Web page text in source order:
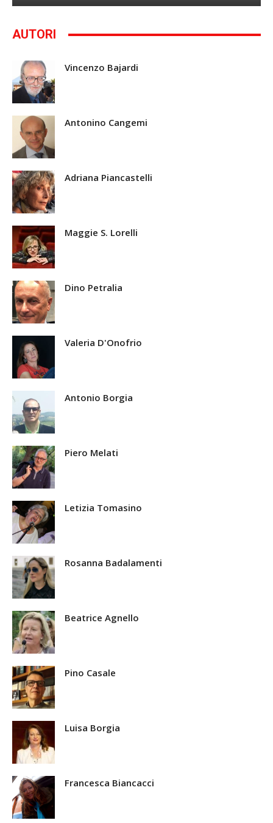
AUTORI
Vincenzo Bajardi
Antonino Cangemi
Adriana Piancastelli
Maggie S. Lorelli
Dino Petralia
Valeria D'Onofrio
Antonio Borgia
Piero Melati
Letizia Tomasino
Rosanna Badalamenti
Beatrice Agnello
Pino Casale
Luisa Borgia
Francesca Biancacci